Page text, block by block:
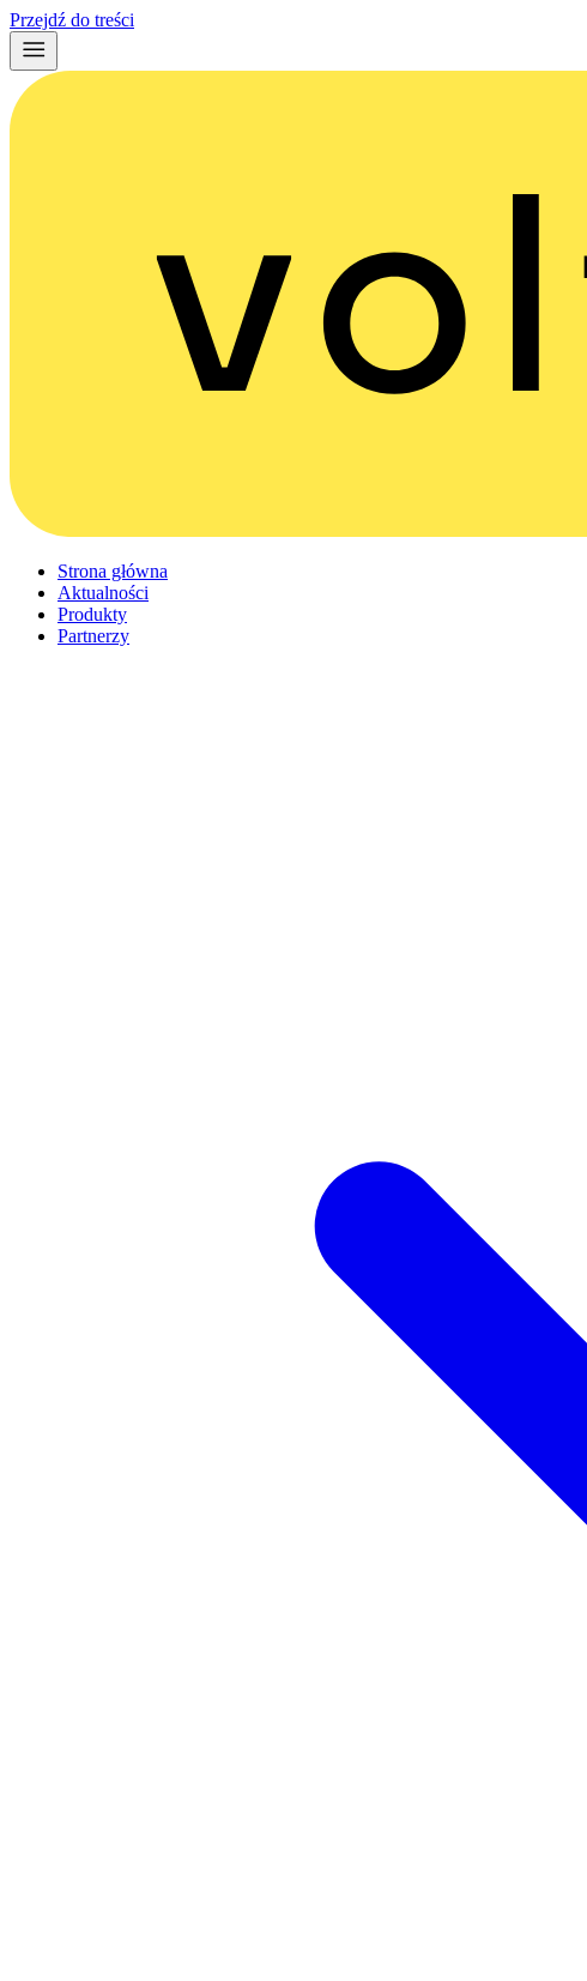
Przejdź do treści
Strona główna
Aktualności
Produkty
Partnerzy